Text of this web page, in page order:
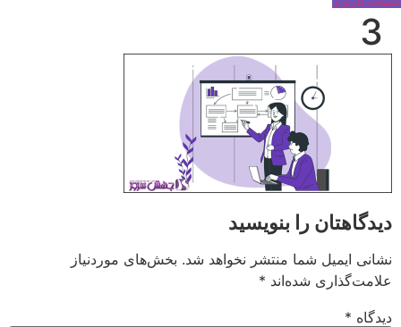
3
دیدگاهتان را بنویسید
نشانی ایمیل شما منتشر نخواهد شد. بخش‌های موردنیاز
علامت‌گذاری شده‌اند *
دیدگاه *